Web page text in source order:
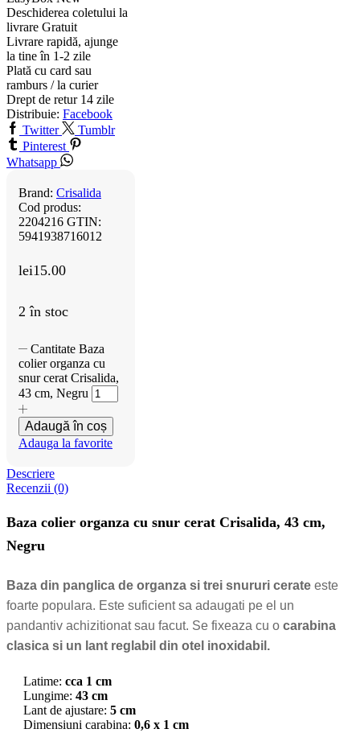
Deschiderea coletului la
livrare Gratuit
Livrare rapidă, ajunge
la tine în 1-2 zile
Plată cu card sau
ramburs / la curier
Drept de retur 14 zile
Distribuie: Facebook
Twitter
Tumblr
Pinterest
Whatsapp
Brand: Crisalida
Cod produs:
2204216 GTIN:
5941938716012
lei15.00
2 în stoc
Cantitate Baza
colier organza cu
snur cerat Crisalida,
43 cm, Negru
Adaugă în coș
Adauga la favorite
Descriere
Recenzii (0)
Baza colier organza cu snur cerat Crisalida, 43 cm,
Negru
Baza din panglica de organza si trei snururi cerate este
foarte populara. Este suficient sa adaugati pe el un
pandantiv achizitionat sau facut. Se fixeaza cu o carabina
clasica si un lant reglabil din otel inoxidabil.
Latime: cca 1 cm
Lungime: 43 cm
Lant de ajustare: 5 cm
Dimensiuni carabina: 0,6 x 1 cm